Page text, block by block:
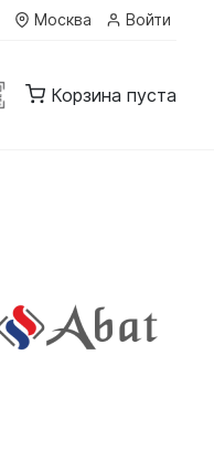
Москва Войти
Корзина пуста